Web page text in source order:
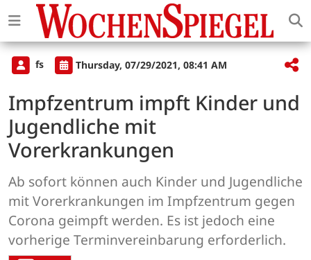
fs Thursday, 07/29/2021, 08:41 AM
Impfzentrum impft Kinder und
Jugendliche mit
Vorerkrankungen
Ab sofort können auch Kinder und Jugendliche
mit Vorerkrankungen im Impfzentrum gegen
Corona geimpft werden. Es ist jedoch eine
vorherige Terminvereinbarung erforderlich.